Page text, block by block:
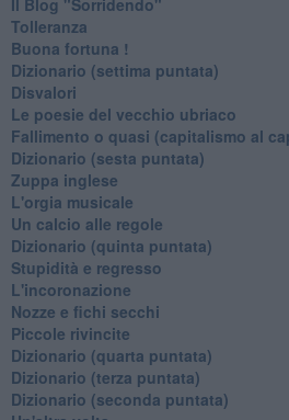
Tolleranza
Buona fortuna !
​Dizionario (settima puntata)
Disvalori
Le poesie del vecchio ubriaco
Fallimento o quasi (capitalismo al
Dizionario (sesta puntata)
Zuppa inglese
L'orgia musicale
Un calcio alle regole
Dizionario (quinta puntata)
Stupidità e regresso
L'incoronazione
Nozze e fichi secchi
Piccole rivincite
​Dizionario (quarta puntata)
​Dizionario (terza puntata)
​Dizionario (seconda puntata)